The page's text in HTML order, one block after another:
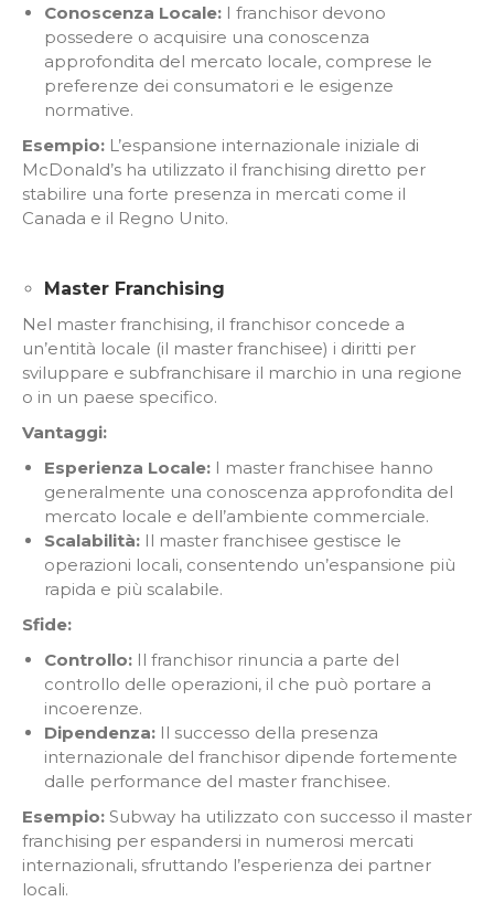
Conoscenza Locale: I franchisor devono
possedere o acquisire una conoscenza
approfondita del mercato locale, comprese le
preferenze dei consumatori e le esigenze
normative.
Esempio: L’espansione internazionale iniziale di
McDonald’s ha utilizzato il franchising diretto per
stabilire una forte presenza in mercati come il
Canada e il Regno Unito.
Master Franchising
Nel master franchising, il franchisor concede a
un’entità locale (il master franchisee) i diritti per
sviluppare e subfranchisare il marchio in una regione
o in un paese specifico.
Vantaggi:
Esperienza Locale: I master franchisee hanno
generalmente una conoscenza approfondita del
mercato locale e dell’ambiente commerciale.
Scalabilità: Il master franchisee gestisce le
operazioni locali, consentendo un’espansione più
rapida e più scalabile.
Sfide:
Controllo: Il franchisor rinuncia a parte del
controllo delle operazioni, il che può portare a
incoerenze.
Dipendenza: Il successo della presenza
internazionale del franchisor dipende fortemente
dalle performance del master franchisee.
Esempio: Subway ha utilizzato con successo il master
franchising per espandersi in numerosi mercati
internazionali, sfruttando l’esperienza dei partner
locali.